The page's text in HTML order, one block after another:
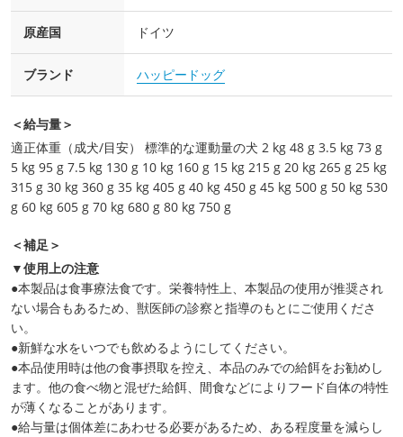
原産国 ドイツ
ブランド ハッピードッグ
＜給与量＞
適正体重（成犬/目安） 標準的な運動量の犬 2 kg 48 g 3.5 kg 73 g
5 kg 95 g 7.5 kg 130 g 10 kg 160 g 15 kg 215 g 20 kg 265 g 25 kg
315 g 30 kg 360 g 35 kg 405 g 40 kg 450 g 45 kg 500 g 50 kg 530
g 60 kg 605 g 70 kg 680 g 80 kg 750 g
＜補足＞
▼使用上の注意
●本製品は食事療法食です。栄養特性上、本製品の使用が推奨され
ない場合もあるため、獣医師の診察と指導のもとにご使用くださ
い。
●新鮮な水をいつでも飲めるようにしてください。
●本品使用時は他の食事摂取を控え、本品のみでの給餌をお勧めし
ます。他の食べ物と混ぜた給餌、間食などによりフード自体の特性
が薄くなることがあります。
●給与量は個体差にあわせる必要があるため、ある程度量を減らし